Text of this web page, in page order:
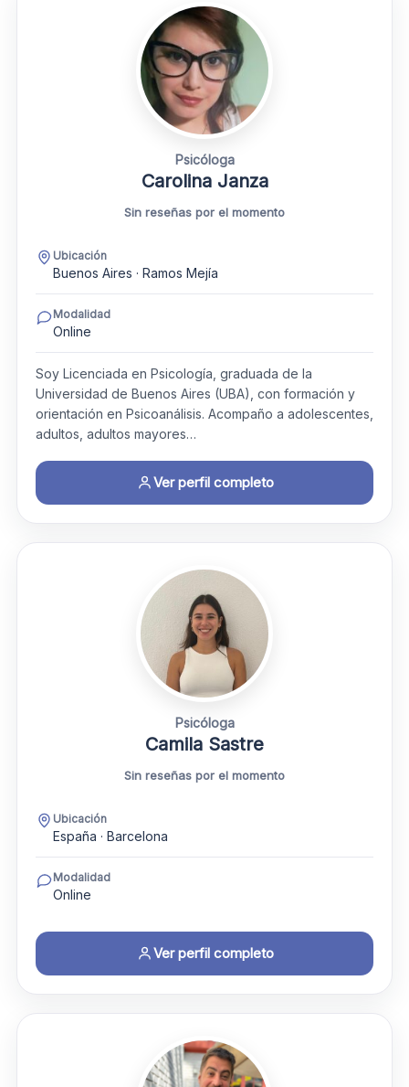
Psicóloga
Carolina Janza
Sin reseñas por el momento
Ubicación
Buenos Aires · Ramos Mejía
Modalidad
Online
Soy Licenciada en Psicología, graduada de la
Universidad de Buenos Aires (UBA), con formación y
orientación en Psicoanálisis. Acompaño a adolescentes,
adultos, adultos mayores…
Ver perfil completo
Psicóloga
Camila Sastre
Sin reseñas por el momento
Ubicación
España · Barcelona
Modalidad
Online
Ver perfil completo